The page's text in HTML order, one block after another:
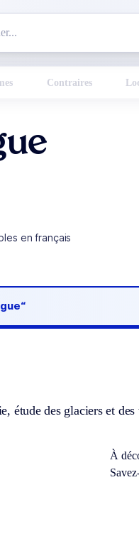
Contraires
en français
étude des glaciers et des
À